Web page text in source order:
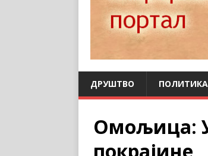
ДРУШТВО ПОЛИТИКА
Омољица: